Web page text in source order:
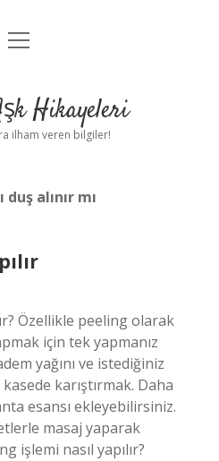
Uyarı
menüyü
Hikayeleri
ilham veren bilgiler!
alınır mı
Özellikle peeling olarak
için tek yapmanız
yağını ve istediğiniz
karıştırmak. Daha
esansı ekleyebilirsiniz.
masaj yaparak
işlemi nasıl yapılır?